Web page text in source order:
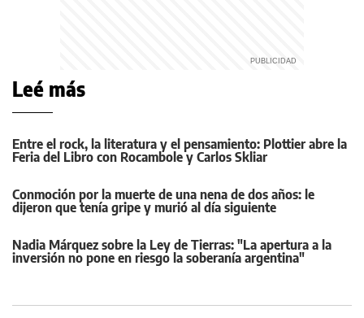
Leé más
Entre el rock, la literatura y el pensamiento: Plottier abre la
Feria del Libro con Rocambole y Carlos Skliar
Conmoción por la muerte de una nena de dos años: le
dijeron que tenía gripe y murió al día siguiente
Nadia Márquez sobre la Ley de Tierras: "La apertura a la
inversión no pone en riesgo la soberanía argentina"